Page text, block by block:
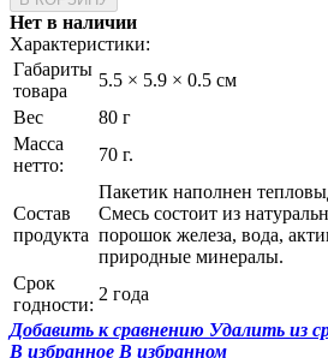
Нет в наличии
Характеристики:
Габариты
товара
5.5 × 5.9 × 0.5 см
Вес
80 г
Масса
нетто:
70 г.
Состав
продукта
Пакетик наполнен
Смесь состоит из
порошок железа, вода,
природные минералы.
Срок
годности:
2 года
Добавить к сравнению Удалить из
В избранное В избранном